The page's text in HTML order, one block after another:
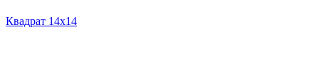
Квадрат 14х14